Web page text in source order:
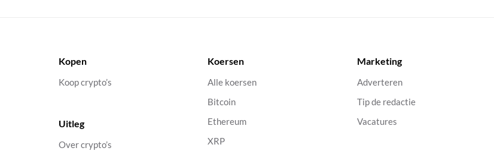
Kopen
Koop crypto’s
Uitleg
Over crypto’s
Koersen
Alle koersen
Bitcoin
Ethereum
XRP
Marketing
Adverteren
Tip de redactie
Vacatures